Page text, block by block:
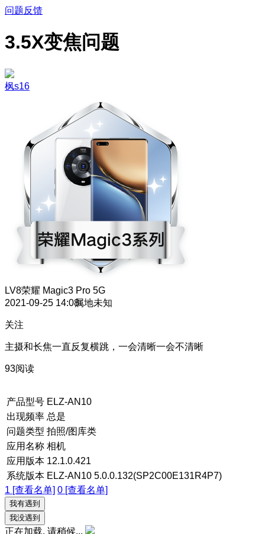
问题反馈
3.5X变焦问题
枫s16
LV8荣耀 Magic3 Pro 5G
2021-09-25 14:08属地未知
关注
主摄和长焦一直反复横跳，一会清晰一会不清晰
93阅读
产品型号 ELZ-AN10
出现频率 总是
问题类型 拍照/图库类
应用名称 相机
应用版本 12.1.0.421
系统版本 ELZ-AN10 5.0.0.132(SP2C00E131R4P7)
1 [查看名单] 0 [查看名单]
我有遇到
我没遇到
正在加载, 请稍候...